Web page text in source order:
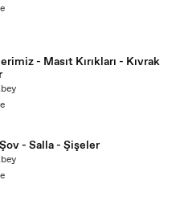
- Masıt Kırıkları - Kıvrak
- Salla - Şişeler